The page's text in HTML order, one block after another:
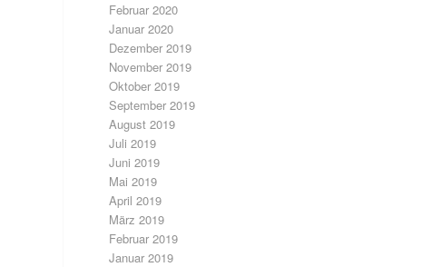
Februar 2020
Januar 2020
Dezember 2019
November 2019
Oktober 2019
September 2019
August 2019
Juli 2019
Juni 2019
Mai 2019
April 2019
März 2019
Februar 2019
Januar 2019